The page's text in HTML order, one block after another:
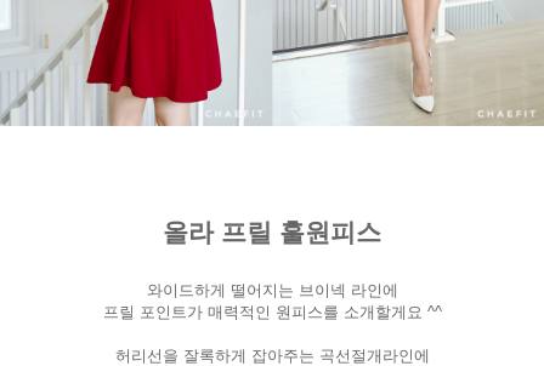
올라 프릴 훌원피스
와이드하게 떨어지는 브이넥 라인에
프릴 포인트가 매력적인 원피스를 소개할게요 ^^
허리선을 잘록하게 잡아주는 곡선절개라인에